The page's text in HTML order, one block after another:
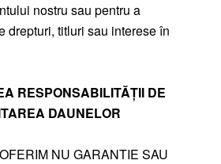
nostru sau pentru a
drepturi, titluri sau interese în
RESPONSABILITĂȚII DE
DAUNELOR
NU GARANTIE SAU